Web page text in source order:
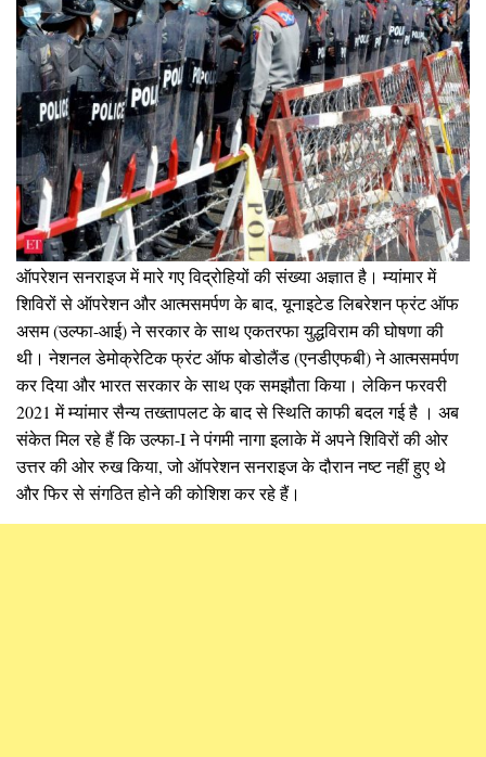
ऑपरेशन सनराइज में मारे गए विद्रोहियों की संख्या अज्ञात है। म्यांमार में
शिविरों से ऑपरेशन और आत्मसमर्पण के बाद, यूनाइटेड लिबरेशन फ्रंट ऑफ
असम (उल्फा-आई) ने सरकार के साथ एकतरफा युद्धविराम की घोषणा की
थी। नेशनल डेमोक्रेटिक फ्रंट ऑफ बोडोलैंड (एनडीएफबी) ने आत्मसमर्पण
कर दिया और भारत सरकार के साथ एक समझौता किया। लेकिन फरवरी
2021 में म्यांमार सैन्य तख्तापलट के बाद से स्थिति काफी बदल गई है । अब
संकेत मिल रहे हैं कि उल्फा-I ने पंगमी नागा इलाके में अपने शिविरों की ओर
उत्तर की ओर रुख किया, जो ऑपरेशन सनराइज के दौरान नष्ट नहीं हुए थे
और फिर से संगठित होने की कोशिश कर रहे हैं।